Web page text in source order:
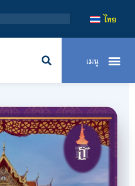
สถาบันเทคโน
ไทย